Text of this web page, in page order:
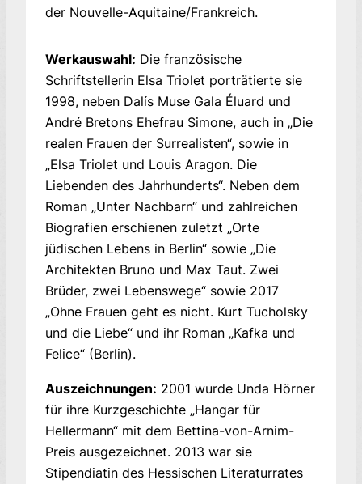
der Nouvelle-Aquitaine/Frankreich.
Werkauswahl: Die französische
Schriftstellerin Elsa Triolet porträtierte sie
1998, neben Dalís Muse Gala Éluard und
André Bretons Ehefrau Simone, auch in „Die
realen Frauen der Surrealisten“, sowie in
„Elsa Triolet und Louis Aragon. Die
Liebenden des Jahrhunderts“. Neben dem
Roman „Unter Nachbarn“ und zahlreichen
Biografien erschienen zuletzt „Orte
jüdischen Lebens in Berlin“ sowie „Die
Architekten Bruno und Max Taut. Zwei
Brüder, zwei Lebenswege“ sowie 2017
„Ohne Frauen geht es nicht. Kurt Tucholsky
und die Liebe“ und ihr Roman „Kafka und
Felice“ (Berlin).
Auszeichnungen: 2001 wurde Unda Hörner
für ihre Kurzgeschichte „Hangar für
Hellermann“ mit dem Bettina-von-Arnim-
Preis ausgezeichnet. 2013 war sie
Stipendiatin des Hessischen Literaturrates